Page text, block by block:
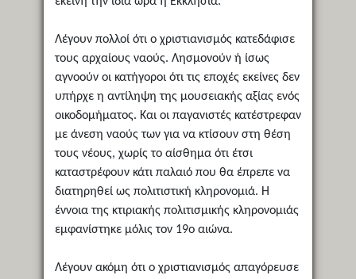
Λέγουν πολλοί ότι ο χριστιανισμός κατεδάφισε
τους αρχαίους ναούς. Λησμονούν ή ίσως
αγνοούν οι κατήγοροι ότι τις εποχές εκείνες δεν
υπήρχε η αντίληψη της μουσειακής αξίας ενός
οικοδομήματος. Και οι παγανιστές κατέστρεφαν
με άνεση ναούς των για να κτίσουν στη θέση
τους νέους, χωρίς το αίσθημα ότι έτσι
καταστρέφουν κάτι παλαιό που θα έπρεπε να
διατηρηθεί ως πολιτιστική κληρονομιά. Η
έννοια της κτιριακής πολιτισμικής κληρονομιάς
εμφανίστηκε μόλις τον 19ο αιώνα.
Λέγουν ακόμη ότι ο χριστιανισμός απαγόρευσε